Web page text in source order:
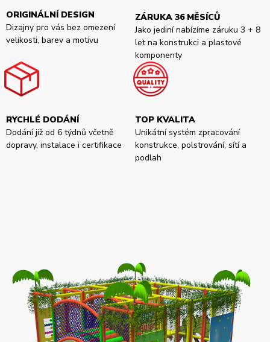
ORIGINÁLNÍ DESIGN
Dizajny pro vás bez omezení
velikosti, barev a motivu
ZÁRUKA 36 MĚSÍCŮ
Jako jediní nabízíme záruku 3 + 8
let na konstrukci a plastové
komponenty
RYCHLÉ DODÁNÍ
Dodání již od 6 týdnů včetně
dopravy, instalace i certifikace
TOP KVALITA
Unikátní systém zpracování
konstrukce, polstrování, sítí a
podlah